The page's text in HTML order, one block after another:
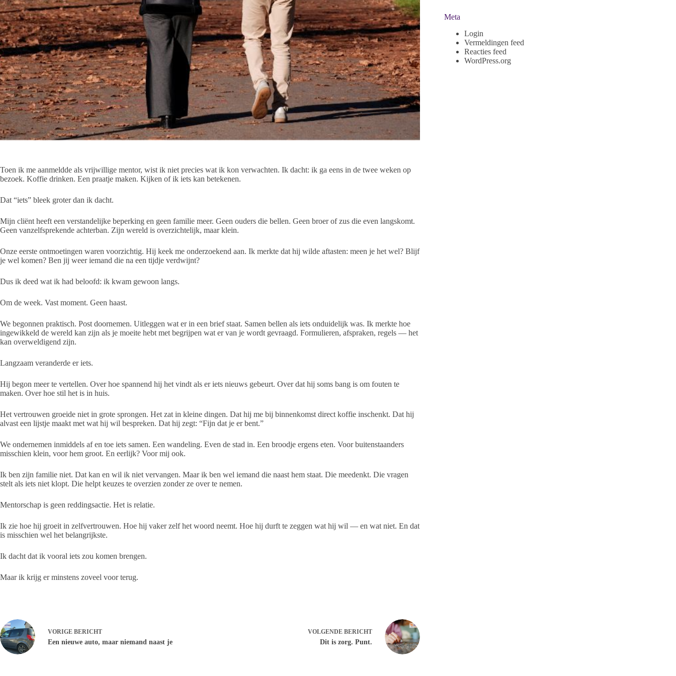
Toen ik me aanmeldde als vrijwillige mentor, wist ik niet precies wat ik kon verwachten. Ik dacht: ik ga eens in de twee weken op
bezoek. Koffie drinken. Een praatje maken. Kijken of ik iets kan betekenen.
Dat “iets” bleek groter dan ik dacht.
Mijn cliënt heeft een verstandelijke beperking en geen familie meer. Geen ouders die bellen. Geen broer of zus die even langskomt.
Geen vanzelfsprekende achterban. Zijn wereld is overzichtelijk, maar klein.
Onze eerste ontmoetingen waren voorzichtig. Hij keek me onderzoekend aan. Ik merkte dat hij wilde aftasten: meen je het wel? Blijf
je wel komen? Ben jij weer iemand die na een tijdje verdwijnt?
Dus ik deed wat ik had beloofd: ik kwam gewoon langs.
Om de week. Vast moment. Geen haast.
We begonnen praktisch. Post doornemen. Uitleggen wat er in een brief staat. Samen bellen als iets onduidelijk was. Ik merkte hoe
ingewikkeld de wereld kan zijn als je moeite hebt met begrijpen wat er van je wordt gevraagd. Formulieren, afspraken, regels — het
kan overweldigend zijn.
Langzaam veranderde er iets.
Hij begon meer te vertellen. Over hoe spannend hij het vindt als er iets nieuws gebeurt. Over dat hij soms bang is om fouten te
maken. Over hoe stil het is in huis.
Het vertrouwen groeide niet in grote sprongen. Het zat in kleine dingen. Dat hij me bij binnenkomst direct koffie inschenkt. Dat hij
alvast een lijstje maakt met wat hij wil bespreken. Dat hij zegt: “Fijn dat je er bent.”
We ondernemen inmiddels af en toe iets samen. Een wandeling. Even de stad in. Een broodje ergens eten. Voor buitenstaanders
misschien klein, voor hem groot. En eerlijk? Voor mij ook.
Ik ben zijn familie niet. Dat kan en wil ik niet vervangen. Maar ik ben wel iemand die naast hem staat. Die meedenkt. Die vragen
stelt als iets niet klopt. Die helpt keuzes te overzien zonder ze over te nemen.
Mentorschap is geen reddingsactie. Het is relatie.
Ik zie hoe hij groeit in zelfvertrouwen. Hoe hij vaker zelf het woord neemt. Hoe hij durft te zeggen wat hij wil — en wat niet. En dat
is misschien wel het belangrijkste.
Ik dacht dat ik vooral iets zou komen brengen.
Maar ik krijg er minstens zoveel voor terug.
VORIGE BERICHT
Een nieuwe auto, maar niemand naast je
VOLGENDE BERICHT
Dit is zorg. Punt.
Meta
Login
Vermeldingen feed
Reacties feed
WordPress.org